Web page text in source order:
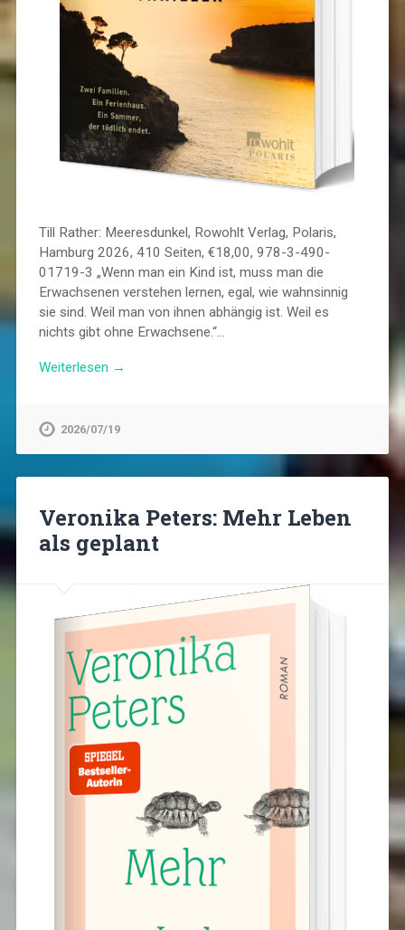
Till Rather: Meeresdunkel, Rowohlt Verlag, Polaris,
Hamburg 2026, 410 Seiten, €18,00, 978-3-490-
01719-3 „Wenn man ein Kind ist, muss man die
Erwachsenen verstehen lernen, egal, wie wahnsinnig
sie sind. Weil man von ihnen abhängig ist. Weil es
nichts gibt ohne Erwachsene.“…
Weiterlesen →
2026/07/19
Veronika Peters: Mehr Leben
als geplant